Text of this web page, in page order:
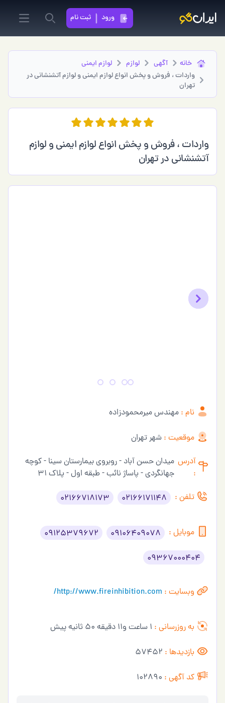
ورود
ثبت نام
menu
خانه آگهی لوازم
لوازم ایمنی
واردات ، فروش و پخش انواع لوازم ایمنی و لوازم آتشنشانی در
تهران
واردات ، فروش و پخش انواع لوازم ایمنی و لوازم
آتشنشانی در تهران
Previous
Next
نام : مهندس میرمحمودزاده
موقعیت : شهر تهران
آدرس
:
میدان حسن آباد - روبروی بیمارستان سینا - کوچه
جهانگردی - پاساژ نائب - طبقه اول - پلاک 31
تلفن :
02166171148
02166718173
موبایل : 09106409078
09125379672
09367000404
وبسایت : http://www.fireinhibition.com/
به روزرسانی : 1 ساعت و11 دقیقه 50 ثانیه پیش
بازدیدها : 57452
کد آگهی : 102890